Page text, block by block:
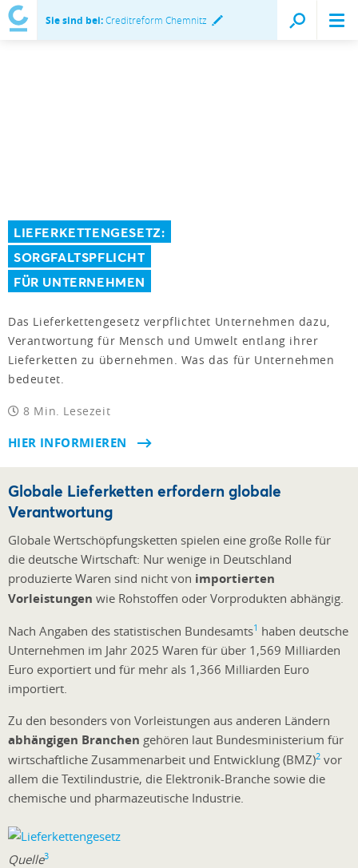
Sie sind bei:Creditreform Chemnitz
LIEFERKETTENGESETZ:
SORGFALTSPFLICHT
FÜR UNTERNEHMEN
Das Lieferkettengesetz verpflichtet Unternehmen dazu,
Verantwortung für Mensch und Umwelt entlang ihrer
Lieferketten zu übernehmen. Was das für Unternehmen
bedeutet.
8 Min. Lesezeit
HIER INFORMIEREN
Globale Lieferketten erfordern globale
Verantwortung
Globale Wertschöpfungsketten spielen eine große Rolle für
die deutsche Wirtschaft: Nur wenige in Deutschland
produzierte Waren sind nicht von importierten
Vorleistungen wie Rohstoffen oder Vorprodukten abhängig.
Nach Angaben des statistischen Bundesamts1 haben deutsche
Unternehmen im Jahr 2025 Waren für über 1,569 Milliarden
Euro exportiert und für mehr als 1,366 Milliarden Euro
importiert.
Zu den besonders von Vorleistungen aus anderen Ländern
abhängigen Branchen gehören laut Bundesministerium für
wirtschaftliche Zusammenarbeit und Entwicklung (BMZ)2 vor
allem die Textilindustrie, die Elektronik-Branche sowie die
chemische und pharmazeutische Industrie.
Quelle3